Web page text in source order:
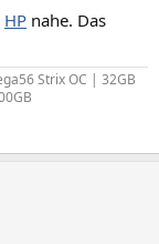
HP nahe. Das
Strix OC | 32GB